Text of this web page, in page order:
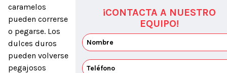
caramelos
pueden correrse
o pegarse. Los
dulces duros
pueden volverse
pegajosos
¡CONTACTA A NUESTRO
EQUIPO!